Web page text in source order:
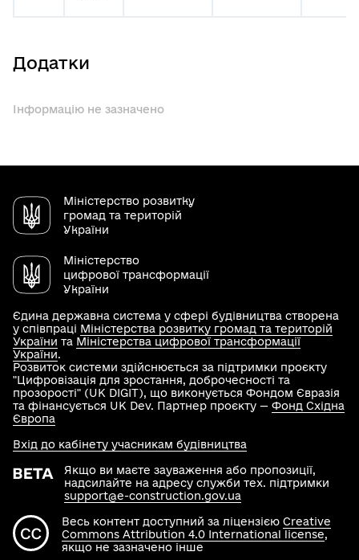
Додатки
Інформацію не зазначено
Міністерство розвитку
громад та територій
України
Міністерство
цифрової трансформації
України
Єдина державна система у сфері будівництва створена
у співпраці Міністерства розвитку громад та територій
України та Міністерства цифрової трансформації
України.
Розвиток системи здійснюється за підтримки проєкту
"Цифровізація для зростання, доброчесності та
прозорості" (UK DIGIT), що виконується Фондом Євразія
та фінансується UK Dev. Партнер проєкту — Фонд Східна
Європа
Якщо ви маєте зауваження або пропозиції,
надсилайте на адресу служби тех. підтримки
support@e-construction.gov.ua
Весь контент доступний за ліцензією Creative
Commons Attribution 4.0 International license,
якщо не зазначено інше
Вхід до кабінету учасникам будівництва